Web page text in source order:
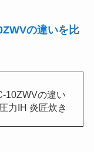
の違いを比
10ZWVの違い
力IH 炎匠炊き